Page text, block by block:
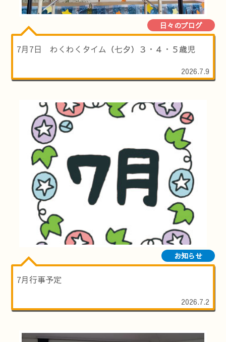
日々のブログ
7月7日 わくわくタイム（七夕）３・４・５歳児
2026.7.9
お知らせ
7月行事予定
2026.7.2